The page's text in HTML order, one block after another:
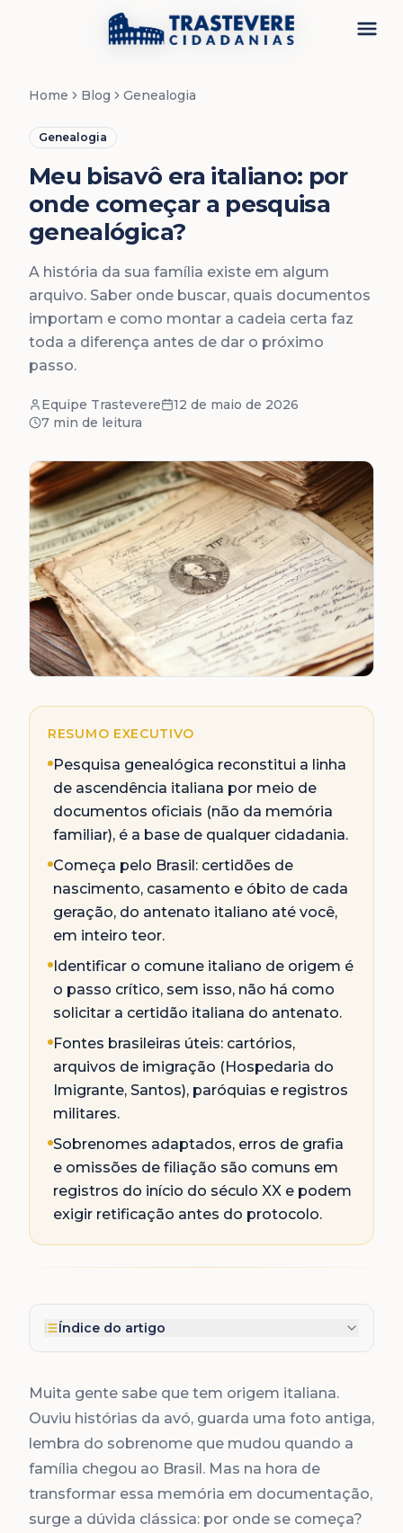
Menu
Home Blog Genealogia
Genealogia
Meu bisavô era italiano: por
onde começar a pesquisa
genealógica?
A história da sua família existe em algum
arquivo. Saber onde buscar, quais documentos
importam e como montar a cadeia certa faz
toda a diferença antes de dar o próximo
passo.
Equipe Trastevere
12 de maio de 2026
7 min de leitura
RESUMO EXECUTIVO
Pesquisa genealógica reconstitui a linha
de ascendência italiana por meio de
documentos oficiais (não da memória
familiar), é a base de qualquer cidadania.
Começa pelo Brasil: certidões de
nascimento, casamento e óbito de cada
geração, do antenato italiano até você,
em inteiro teor.
Identificar o comune italiano de origem é
o passo crítico, sem isso, não há como
solicitar a certidão italiana do antenato.
Fontes brasileiras úteis: cartórios,
arquivos de imigração (Hospedaria do
Imigrante, Santos), paróquias e registros
militares.
Sobrenomes adaptados, erros de grafia
e omissões de filiação são comuns em
registros do início do século XX e podem
exigir retificação antes do protocolo.
Índice do artigo
Muita gente sabe que tem origem italiana.
Ouviu histórias da avó, guarda uma foto antiga,
lembra do sobrenome que mudou quando a
família chegou ao Brasil. Mas na hora de
transformar essa memória em documentação,
surge a dúvida clássica: por onde se começa?